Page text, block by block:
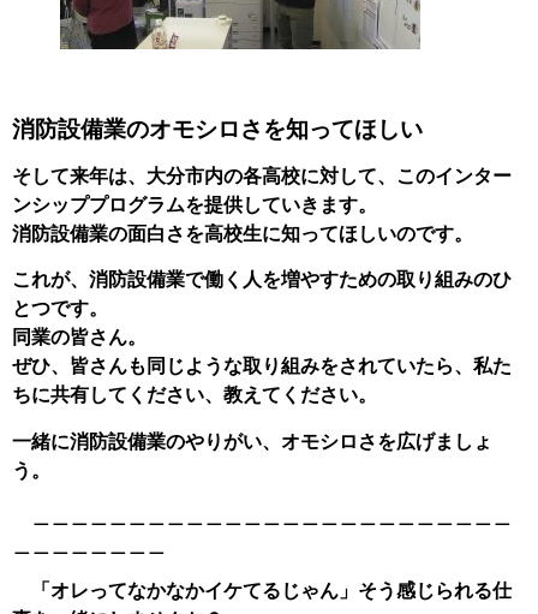
消防設備業のオモシロさを知ってほしい
そして来年は、大分市内の各高校に対して、このインター
ンシッププログラムを提供していきます。
消防設備業の面白さを高校生に知ってほしいのです。
これが、消防設備業で働く人を増やすための取り組みのひ
とつです。
同業の皆さん。
ぜひ、皆さんも同じような取り組みをされていたら、私た
ちに共有してください、教えてください。
一緒に消防設備業のやりがい、オモシロさを広げましょ
う。
「オレってなかなかイケてるじゃん」そう感じられる仕